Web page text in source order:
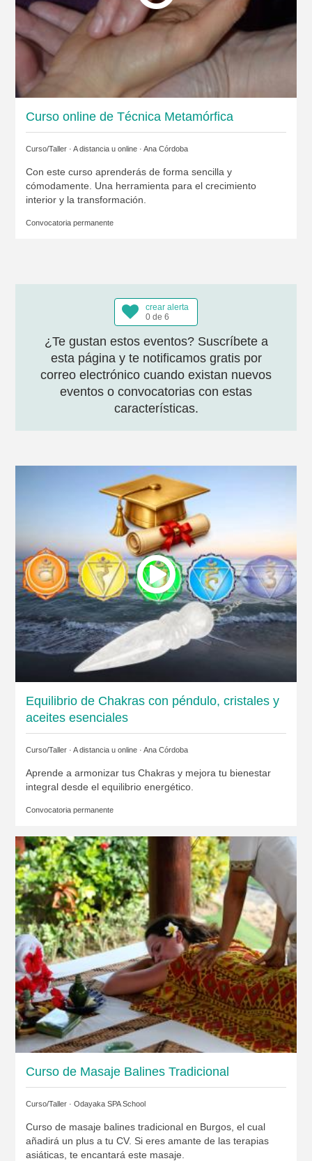
Curso online de Técnica Metamórfica
Curso/Taller · A distancia u online · Ana Córdoba
Con este curso aprenderás de forma sencilla y
cómodamente. Una herramienta para el crecimiento
interior y la transformación.
Convocatoria permanente
crear alerta
0 de 6
¿Te gustan estos eventos? Suscríbete a
esta página y te notificamos gratis por
correo electrónico cuando existan nuevos
eventos o convocatorias con estas
características.
Equilibrio de Chakras con péndulo, cristales y
aceites esenciales
Curso/Taller · A distancia u online · Ana Córdoba
Aprende a armonizar tus Chakras y mejora tu bienestar
integral desde el equilibrio energético.
Convocatoria permanente
Curso de Masaje Balines Tradicional
Curso/Taller · Odayaka SPA School
Curso de masaje balines tradicional en Burgos, el cual
añadirá un plus a tu CV. Si eres amante de las terapias
asiáticas, te encantará este masaje.